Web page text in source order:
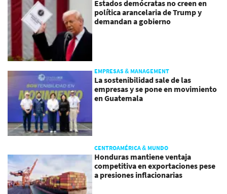
Estados demócratas no creen en
política arancelaria de Trump y
demandan a gobierno
EMPRESAS & MANAGEMENT
La sostenibilidad sale de las
empresas y se pone en movimiento
en Guatemala
CENTROAMÉRICA & MUNDO
Honduras mantiene ventaja
competitiva en exportaciones pese
a presiones inflacionarias